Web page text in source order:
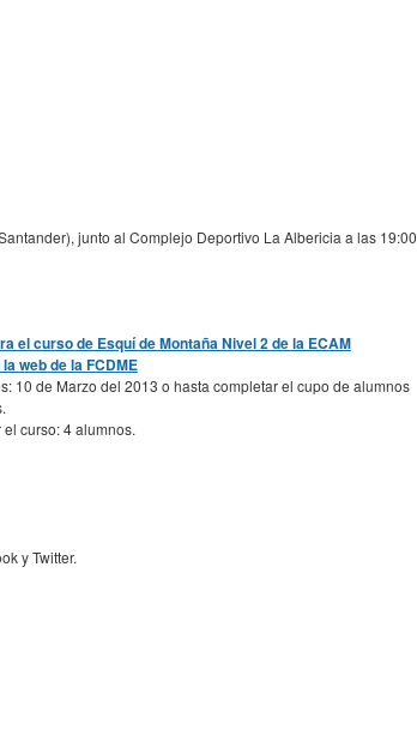
junto al Complejo Deportivo La Albericia a las 19:00
el curso de Esquí de Montaña Nivel 2 de la ECAM
web de la FCDME
10 de Marzo del 2013 o hasta completar el cupo de alumnos
curso: 4 alumnos.
y Twitter.